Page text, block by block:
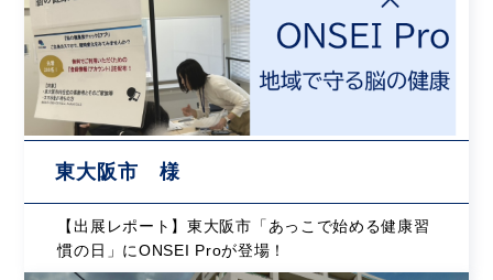
東大阪市 様
【出展レポート】東大阪市「あっこで始める健康習
慣の日」にONSEI Proが登場！